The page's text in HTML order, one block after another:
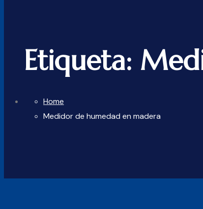
Etiqueta:
Home
Medidor de humedad en madera